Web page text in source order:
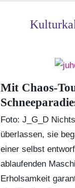
Mit Chaos-
Foto: J_G_D
überlassen, sie
einer selbst
ablaufenden
Erholsamkeit